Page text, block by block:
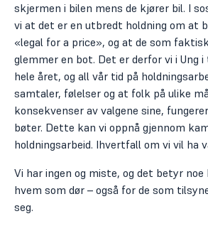
skjermen i bilen mens de kjører bil. I
vi at det er en utbredt holdning om at
«legal for a price», og at de som
glemmer en bot. Det er derfor vi i Ung
hele året, og all vår tid på
samtaler, følelser og at folk på ulike
konsekvenser av valgene sine,
bøter. Dette kan vi oppnå gjennom
holdningsarbeid. Ihvertfall om vi vil ha
Vi har ingen og miste, og det betyr noe
hvem som dør – også for de som
seg.
Mening:
Trafikken
er
Skrt